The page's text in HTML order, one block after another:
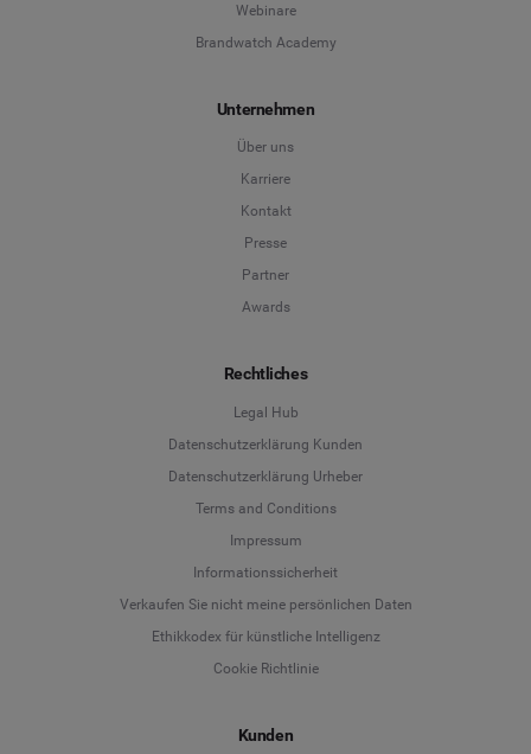
Webinare
Brandwatch Academy
Unternehmen
Über uns
Karriere
Kontakt
Presse
Partner
Awards
Rechtliches
Legal Hub
Datenschutzerklärung Kunden
Datenschutzerklärung Urheber
Terms and Conditions
Impressum
Informationssicherheit
Verkaufen Sie nicht meine persönlichen Daten
Ethikkodex für künstliche Intelligenz
Cookie Richtlinie
Kunden
Deutsch
English